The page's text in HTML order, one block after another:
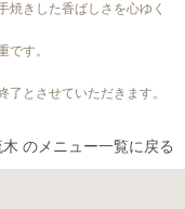
焼きした香ばしさを心ゆく
です。
とさせていただきます。
のメニュー一覧に戻る